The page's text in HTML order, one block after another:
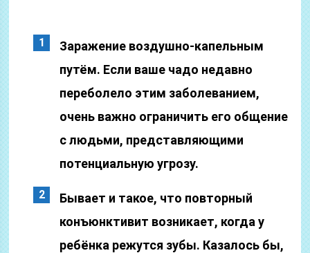
Заражение воздушно-капельным
путём. Если ваше чадо недавно
переболело этим заболеванием,
очень важно ограничить его общение
с людьми, представляющими
потенциальную угрозу.
Бывает и такое, что повторный
конъюнктивит возникает, когда у
ребёнка режутся зубы. Казалось бы,